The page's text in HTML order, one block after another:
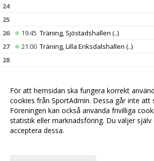
24
25
26
19:45 Träning, Sjöstadshallen (..)
27
21:00 Träning, Lilla Eriksdalshallen (..)
28
För att hemsidan ska fungera korrekt
cookies från SportAdmin. Dessa går inte att
Föreningen kan också använda frivilliga
statistik eller marknadsföring. Du väljer själv
acceptera dessa.